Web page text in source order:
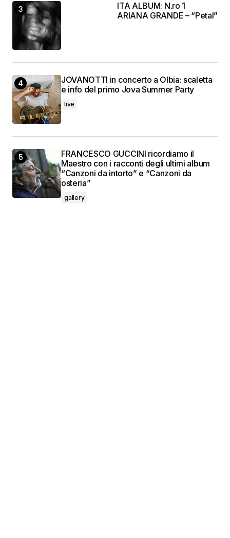
ITA ALBUM: N.ro 1
ARIANA GRANDE – “Petal”
JOVANOTTI in concerto a Olbia: scaletta
e info del primo Jova Summer Party
live
FRANCESCO GUCCINI ricordiamo il
Maestro con i racconti degli ultimi album
“Canzoni da intorto” e “Canzoni da
osteria”
gallery